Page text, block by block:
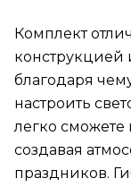
Комплект
конструкцией
благодаря
настроить
легко сможете
создавая
праздников.